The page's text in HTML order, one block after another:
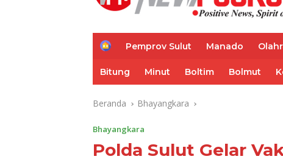
H
e
Pemprov Sulut Manado
Bitung Minut Boltim Bolmut
Beranda Bhayangkara
Bhayangkara
Polda Sulut Gelar